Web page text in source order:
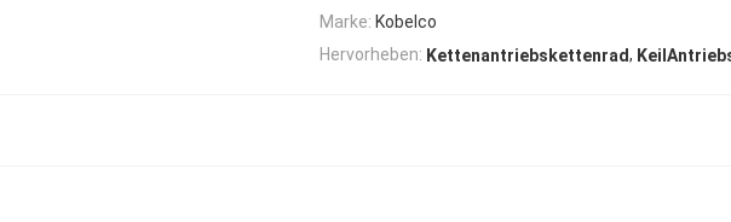
Marke: Kobelco
Hervorheben: Kettenantriebskettenrad,